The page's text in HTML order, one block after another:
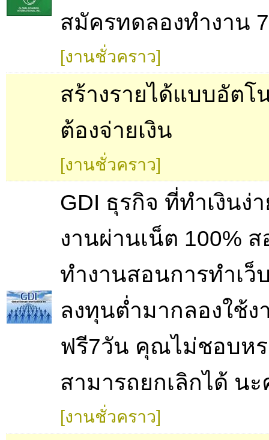
สมัครทดลองทำงาน
[งานชั่วคราว]
สร้างรายได้แบบอัตโ
ต้องจ่ายเงิน
[งานชั่วคราว]
GDI ธุรกิจ ที่ทำเงินง่
งานผ่านเน็ต 100%
ทำงานสอนการทำเว็
ลงทุนต่ำมากลองใช้ง
ฟรี7วัน คุณไม่ชอบห
สามารถยกเลิกได้ น
[งานชั่วคราว]